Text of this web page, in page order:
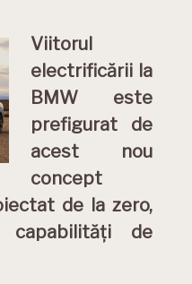
Viitorul
electrificării la
BMW este
prefigurat de
acest nou
concept
de la zero,
de